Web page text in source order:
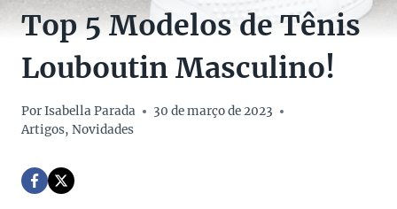
Top 5 Modelos de Tênis
Louboutin Masculino!
PorIsabella Parada
30 de março de 2023
Artigos, Novidades